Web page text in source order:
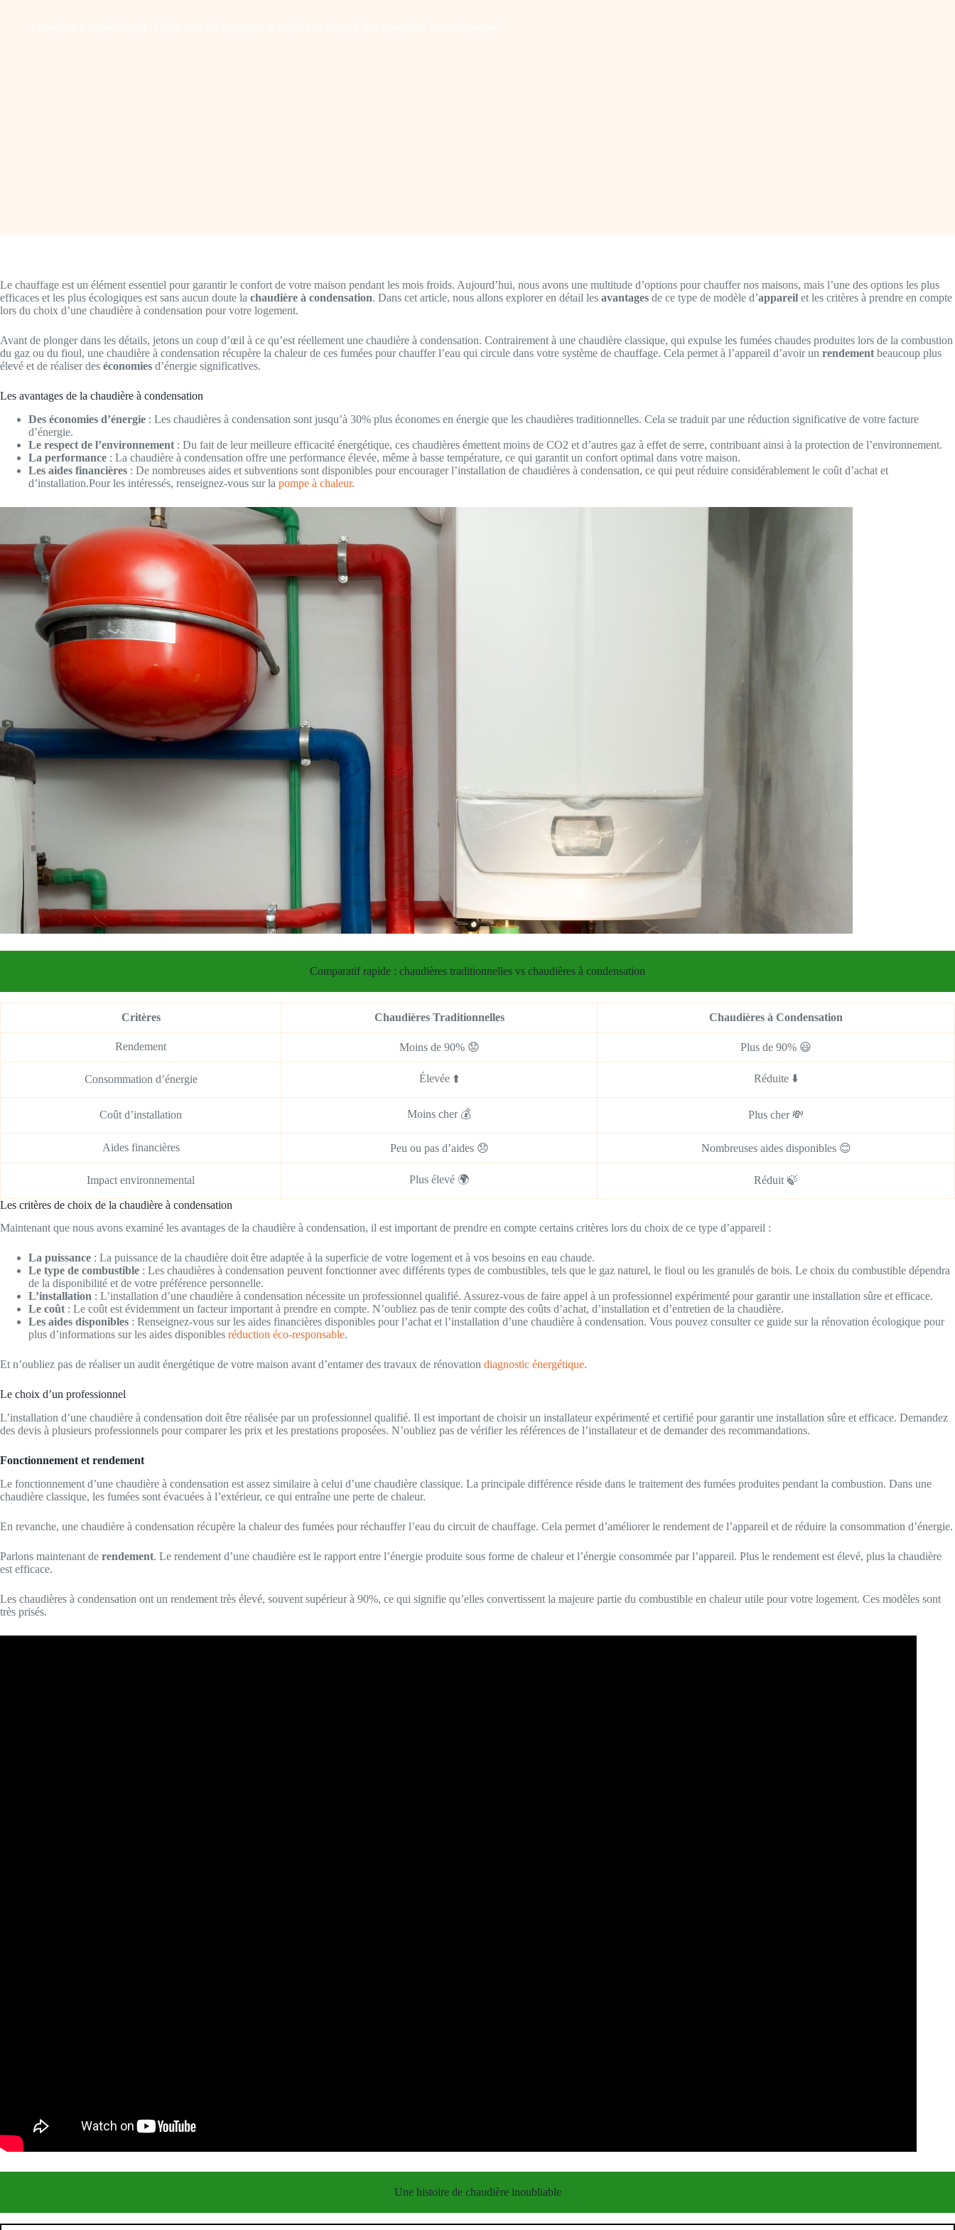
Le chauffage est un élément essentiel pour garantir le confort de votre maison pendant les mois froids. Aujourd’hui, nous avons une multitude d’options pour chauffer nos maisons, mais l’une des options les plus
efficaces et les plus écologiques est sans aucun doute la chaudière à condensation. Dans cet article, nous allons explorer en détail les avantages de ce type de modèle d’appareil et les critères à prendre en compte
lors du choix d’une chaudière à condensation pour votre logement.
Avant de plonger dans les détails, jetons un coup d’œil à ce qu’est réellement une chaudière à condensation. Contrairement à une chaudière classique, qui expulse les fumées chaudes produites lors de la combustion
du gaz ou du fioul, une chaudière à condensation récupère la chaleur de ces fumées pour chauffer l’eau qui circule dans votre système de chauffage. Cela permet à l’appareil d’avoir un rendement beaucoup plus
élevé et de réaliser des économies d’énergie significatives.
Les avantages de la chaudière à condensation
Des économies d’énergie : Les chaudières à condensation sont jusqu’à 30% plus économes en énergie que les chaudières traditionnelles. Cela se traduit par une réduction significative de votre facture
d’énergie.
Le respect de l’environnement : Du fait de leur meilleure efficacité énergétique, ces chaudières émettent moins de CO2 et d’autres gaz à effet de serre, contribuant ainsi à la protection de l’environnement.
La performance : La chaudière à condensation offre une performance élevée, même à basse température, ce qui garantit un confort optimal dans votre maison.
Les aides financières : De nombreuses aides et subventions sont disponibles pour encourager l’installation de chaudières à condensation, ce qui peut réduire considérablement le coût d’achat et
d’installation.Pour les intéressés, renseignez-vous sur la pompe à chaleur.
Comparatif rapide : chaudières traditionnelles vs chaudières à condensation
Critères Chaudières Traditionnelles Chaudières à Condensation
Rendement Moins de 90% 😟 Plus de 90% 😃
Consommation d’énergie Élevée ⬆️ Réduite ⬇️
Coût d’installation Moins cher 💰 Plus cher 💸
Aides financières Peu ou pas d’aides 😞 Nombreuses aides disponibles 😊
Impact environnemental Plus élevé 🌍 Réduit 🍃
Les critères de choix de la chaudière à condensation
Maintenant que nous avons examiné les avantages de la chaudière à condensation, il est important de prendre en compte certains critères lors du choix de ce type d’appareil :
La puissance : La puissance de la chaudière doit être adaptée à la superficie de votre logement et à vos besoins en eau chaude.
Le type de combustible : Les chaudières à condensation peuvent fonctionner avec différents types de combustibles, tels que le gaz naturel, le fioul ou les granulés de bois. Le choix du combustible dépendra
de la disponibilité et de votre préférence personnelle.
L’installation : L’installation d’une chaudière à condensation nécessite un professionnel qualifié. Assurez-vous de faire appel à un professionnel expérimenté pour garantir une installation sûre et efficace.
Le coût : Le coût est évidemment un facteur important à prendre en compte. N’oubliez pas de tenir compte des coûts d’achat, d’installation et d’entretien de la chaudière.
Les aides disponibles : Renseignez-vous sur les aides financières disponibles pour l’achat et l’installation d’une chaudière à condensation. Vous pouvez consulter ce guide sur la rénovation écologique pour
plus d’informations sur les aides disponibles réduction éco-responsable.
Et n’oubliez pas de réaliser un audit énergétique de votre maison avant d’entamer des travaux de rénovation diagnostic énergétique.
Le choix d’un professionnel
L’installation d’une chaudière à condensation doit être réalisée par un professionnel qualifié. Il est important de choisir un installateur expérimenté et certifié pour garantir une installation sûre et efficace. Demandez
des devis à plusieurs professionnels pour comparer les prix et les prestations proposées. N’oubliez pas de vérifier les références de l’installateur et de demander des recommandations.
Fonctionnement et rendement
Le fonctionnement d’une chaudière à condensation est assez similaire à celui d’une chaudière classique. La principale différence réside dans le traitement des fumées produites pendant la combustion. Dans une
chaudière classique, les fumées sont évacuées à l’extérieur, ce qui entraîne une perte de chaleur.
En revanche, une chaudière à condensation récupère la chaleur des fumées pour réchauffer l’eau du circuit de chauffage. Cela permet d’améliorer le rendement de l’appareil et de réduire la consommation d’énergie.
Parlons maintenant de rendement. Le rendement d’une chaudière est le rapport entre l’énergie produite sous forme de chaleur et l’énergie consommée par l’appareil. Plus le rendement est élevé, plus la chaudière
est efficace.
Les chaudières à condensation ont un rendement très élevé, souvent supérieur à 90%, ce qui signifie qu’elles convertissent la majeure partie du combustible en chaleur utile pour votre logement. Ces modèles sont
très prisés.
Une histoire de chaudière inoubliable